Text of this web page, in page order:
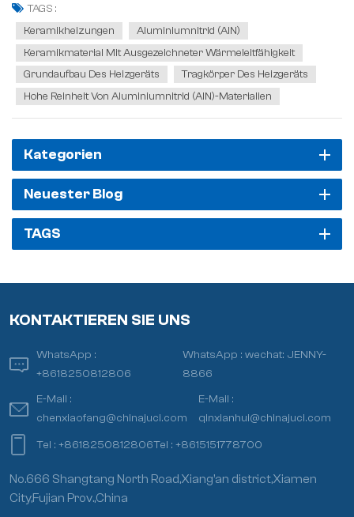
Anforderungen, da die Temperaturgleichmäßigkeit einen
entscheidenden Einfluss auf die Produktausbeut...
TAGS :
Keramikheizungen
Aluminiumnitrid (AlN)
Keramikmaterial Mit Ausgezeichneter Wärmeleitfähigkeit
Grundaufbau Des Heizgeräts
Tragkörper Des Heizgeräts
Hohe Reinheit Von Aluminiumnitrid (AlN)-Materialien
Kategorien
Neuester Blog
TAGS
KONTAKTIEREN SIE UNS
WhatsApp :
+8618250812806
WhatsApp :wechat: JENNY-
8866
E-Mail :
chenxiaofang@chinajuci.com
E-Mail :
qinxianhui@chinajuci.com
Tel :+8618250812806Tel :+8615151778700
No.666 Shangtang North Road,Xiang’an district,Xiamen
City,Fujian Prov.,China